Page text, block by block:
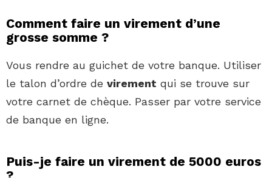
Comment faire un virement d’une
grosse somme ?
Vous rendre au guichet de votre banque. Utiliser
le talon d’ordre de virement qui se trouve sur
votre carnet de chèque. Passer par votre service
de banque en ligne.
Puis-je faire un virement de 5000 euros